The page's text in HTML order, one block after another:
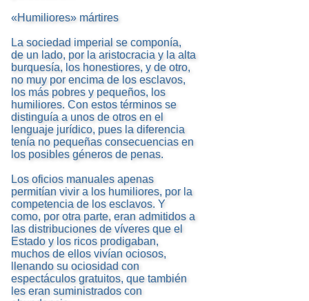
«Humiliores» mártires
La sociedad imperial se componía,
de un lado, por la aristocracia y la alta
burquesía, los honestiores, y de otro,
no muy por encima de los esclavos,
los más pobres y pequeños, los
humiliores. Con estos términos se
distinguía a unos de otros en el
lenguaje jurídico, pues la diferencia
tenía no pequeñas consecuencias en
los posibles géneros de penas.
Los oficios manuales apenas
permitían vivir a los humiliores, por la
competencia de los esclavos. Y
como, por otra parte, eran admitidos a
las distribuciones de víveres que el
Estado y los ricos prodigaban,
muchos de ellos vivían ociosos,
llenando su ociosidad con
espectáculos gratuitos, que también
les eran suministrados con